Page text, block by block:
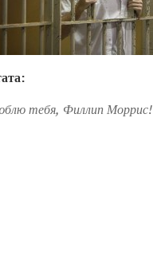
тебя, Филлип Моррис!